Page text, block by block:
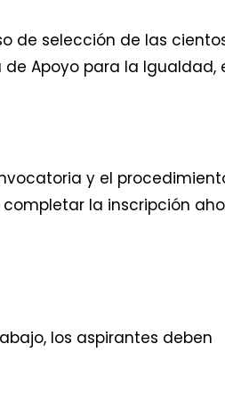
de selección de las
Apoyo para la Igualdad,
y el
la inscripción
los aspirantes deben